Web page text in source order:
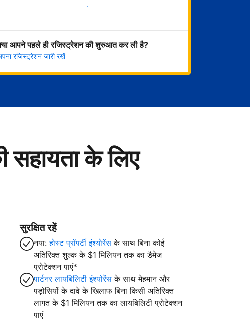
अभी शुरू करें
आपने पहले ही रजिस्ट्रेशन की शुरुआत कर ली है?
रजिस्ट्रेशन जारी रखें
सहायता के लिए
सुरक्षित रहें
नया:होस्ट प्रॉपर्टी इंश्योरेंस के साथ बिना कोई
अतिरिक्त शुल्क के $1 मिलियन तक का डैमेज
प्रोटेक्शन पाएं*
पार्टनर लायबिलिटी इंश्योरेंस के साथ मेहमान और
पड़ोसियों के दावे के खिलाफ बिना किसी अतिरिक्त
लागत के $1 मिलियन तक का लायबिलिटी प्रोटेक्शन
पाएं